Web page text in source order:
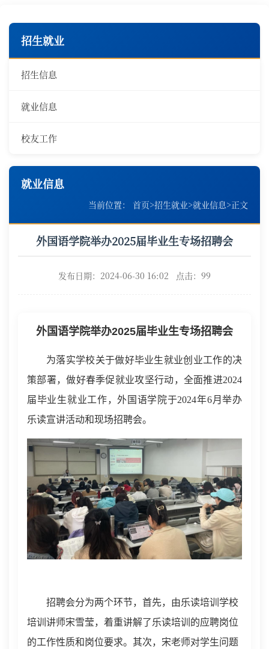
招生就业
招生信息
就业信息
校友工作
就业信息
当前位置： 首页>招生就业>就业信息>正文
外国语学院举办2025届毕业生专场招聘会
发布日期：2024-06-30 16:02 点击： 99
外国语学院举办2025届毕业生专场招聘会
为落实学校关于做好毕业生就业创业工作的决
策部署，做好春季促就业攻坚行动，全面推进2024
届毕业生就业工作，外国语学院于2024年6月举办
乐读宣讲活动和现场招聘会。
招聘会分为两个环节，首先，由乐读培训学校
培训讲师宋雪莹， 着重讲解了乐读培训的应聘岗位
的工作性质和岗位要求。其次， 宋老师对学生问题